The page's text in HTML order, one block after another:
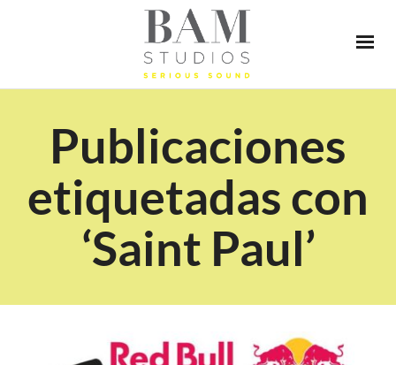
Publicaciones
etiquetadas con
‘Saint Paul’